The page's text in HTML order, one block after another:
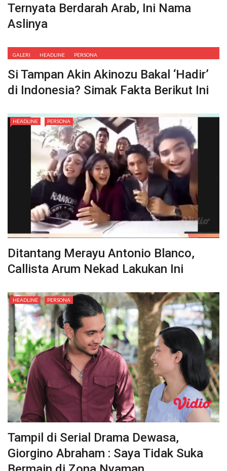
Ternyata Berdarah Arab, Ini Nama
Aslinya
GALERI HEADLINE PERSONA
Si Tampan Akin Akinozu Bakal ‘Hadir’
di Indonesia? Simak Fakta Berikut Ini
HEADLINE PERSONA
Ditantang Merayu Antonio Blanco,
Callista Arum Nekad Lakukan Ini
HEADLINE PERSONA
Tampil di Serial Drama Dewasa,
Giorgino Abraham : Saya Tidak Suka